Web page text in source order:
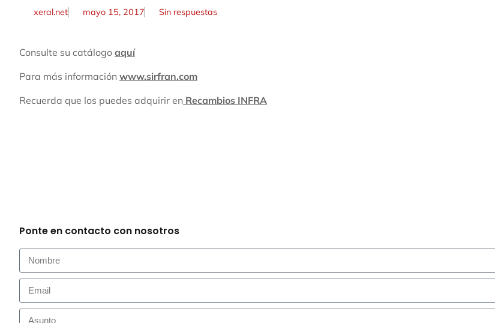
xeral.net mayo 15, 2017 Sin respuestas
Consulte su catálogo aquí
Para más información www.sirfran.com
Recuerda que los puedes adquirir en Recambios INFRA
Ponte en contacto con nosotros